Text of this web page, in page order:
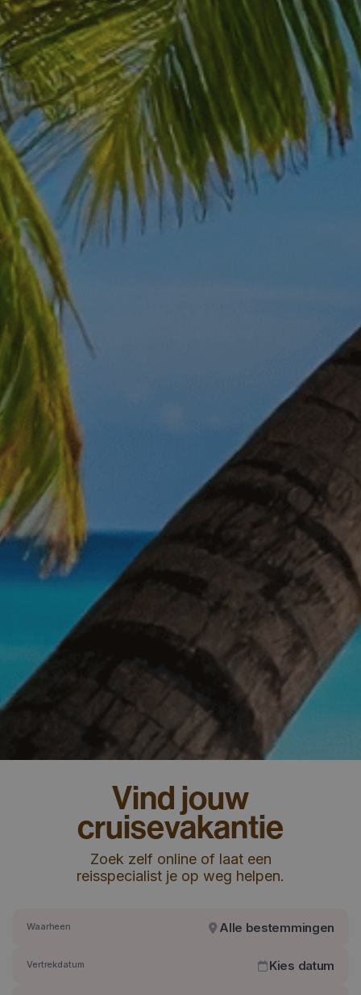
Contact
Vind jouw
last minute
Zoek zelf online of laat een
reisspecialist je op weg helpen.
Waarheen Alle bestemmingen
Vertrekdatum Kies datum